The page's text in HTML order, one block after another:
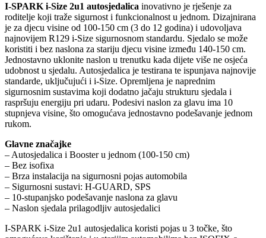
I-SPARK i-Size 2u1 autosjedalica inovativno je rješenje za
roditelje koji traže sigurnost i funkcionalnost u jednom. Dizajnirana
je za djecu visine od 100-150 cm (3 do 12 godina) i udovoljava
najnovijem R129 i-Size sigurnosnom standardu. Sjedalo se može
koristiti i bez naslona za stariju djecu visine između 140-150 cm.
Jednostavno uklonite naslon u trenutku kada dijete više ne osjeća
udobnost u sjedalu. Autosjedalica je testirana te ispunjava najnovije
standarde, uključujući i i-Size. Opremljena je naprednim
sigurnosnim sustavima koji dodatno jačaju strukturu sjedala i
raspršuju energiju pri udaru. Podesivi naslon za glavu ima 10
stupnjeva visine, što omogućava jednostavno podešavanje jednom
rukom.
Glavne značajke
– Autosjedalica i Booster u jednom (100-150 cm)
– Bez isofixa
– Brza instalacija na sigurnosni pojas automobila
– Sigurnosni sustavi: H-GUARD, SPS
– 10-stupanjsko podešavanje naslona za glavu
– Naslon sjedala prilagodljiv autosjedalici
I-SPARK i-Size 2u1 autosjedalica koristi pojas u 3 točke, što